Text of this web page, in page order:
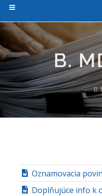
B.
B.
Oznamovacia
Doplňujúce info k